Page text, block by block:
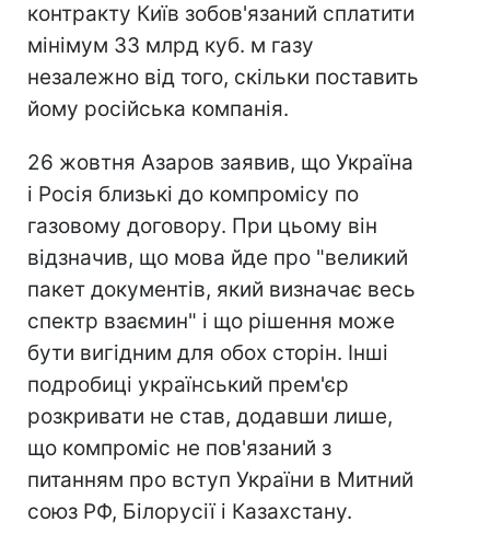
контракту Київ зобов'язаний сплатити
мінімум 33 млрд куб. м газу
незалежно від того, скільки поставить
йому російська компанія.
26 жовтня Азаров заявив, що Україна
і Росія близькі до компромісу по
газовому договору. При цьому він
відзначив, що мова йде про "великий
пакет документів, який визначає весь
спектр взаємин" і що рішення може
бути вигідним для обох сторін. Інші
подробиці український прем'єр
розкривати не став, додавши лише,
що компроміс не пов'язаний з
питанням про вступ України в Митний
союз РФ, Білорусії і Казахстану.